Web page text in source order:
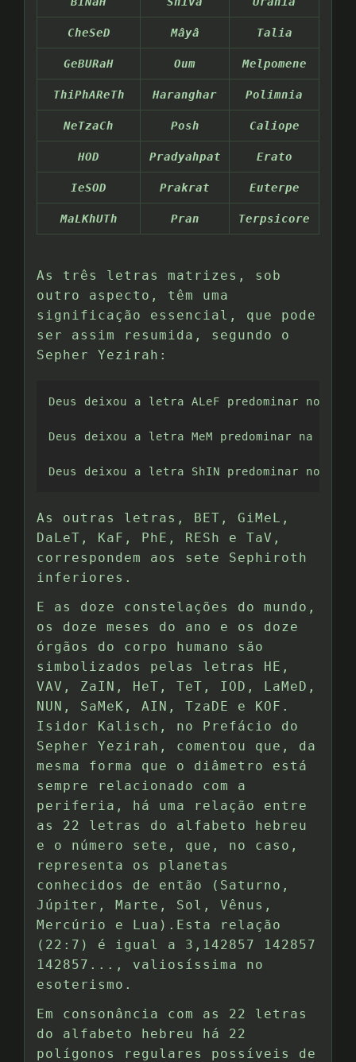
CheSeD Mâyâ Talia
GeBURaH Oum Melpomene
ThiPhAReTh Haranghar Polimnia
NeTzaCh Posh Caliope
HOD Pradyahpat Erato
IeSOD Prakrat Euterpe
MaLKhUTh Pran Terpsicore
As três letras matrizes, sob
outro aspecto, têm uma
significação essencial, que pode
ser assim resumida, segundo o
Sepher Yezirah:
Deus deixou a letra ALeF predominar no ar
Deus deixou a letra MeM predominar na
Deus deixou a letra ShIN predominar no
As outras letras, BET, GiMeL,
DaLeT, KaF, PhE, RESh e TaV,
correspondem aos sete Sephiroth
inferiores.
E as doze constelações do mundo,
os doze meses do ano e os doze
órgãos do corpo humano são
simbolizados pelas letras HE,
VAV, ZaIN, HeT, TeT, IOD, LaMeD,
NUN, SaMeK, AIN, TzaDE e KOF.
Isidor Kalisch, no Prefácio do
Sepher Yezirah, comentou que, da
mesma forma que o diâmetro está
sempre relacionado com a
periferia, há uma relação entre
as 22 letras do alfabeto hebreu
e o número sete, que, no caso,
representa os planetas
conhecidos de então (Saturno,
Júpiter, Marte, Sol, Vênus,
Mercúrio e Lua).Esta relação
(22:7) é igual a 3,142857 142857
142857..., valiosíssima no
esoterismo.
Em consonância com as 22 letras
do alfabeto hebreu há 22
polígonos regulares possíveis de